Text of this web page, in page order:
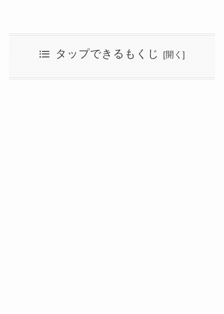
タップできるもくじ